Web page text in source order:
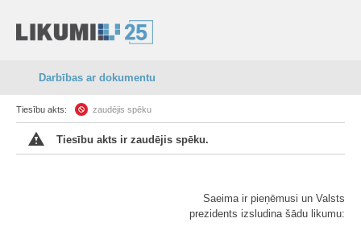
Darbības ar dokumentu
Tiesību akts: zaudējis spēku
Tiesību akts ir zaudējis spēku.
Saeima ir pieņēmusi un Valsts
prezidents izsludina šādu likumu: